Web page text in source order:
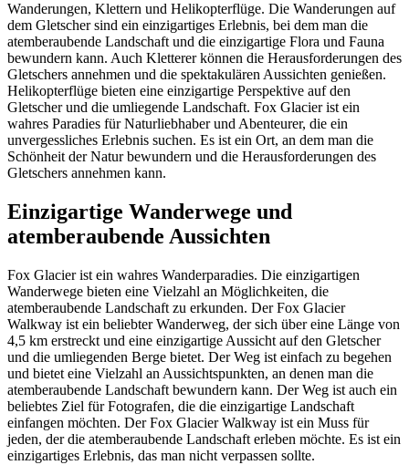
Wanderungen, Klettern und Helikopterflüge. Die Wanderungen auf
dem Gletscher sind ein einzigartiges Erlebnis, bei dem man die
atemberaubende Landschaft und die einzigartige Flora und Fauna
bewundern kann. Auch Kletterer können die Herausforderungen des
Gletschers annehmen und die spektakulären Aussichten genießen.
Helikopterflüge bieten eine einzigartige Perspektive auf den
Gletscher und die umliegende Landschaft. Fox Glacier ist ein
wahres Paradies für Naturliebhaber und Abenteurer, die ein
unvergessliches Erlebnis suchen. Es ist ein Ort, an dem man die
Schönheit der Natur bewundern und die Herausforderungen des
Gletschers annehmen kann.
Einzigartige Wanderwege und
atemberaubende Aussichten
Fox Glacier ist ein wahres Wanderparadies. Die einzigartigen
Wanderwege bieten eine Vielzahl an Möglichkeiten, die
atemberaubende Landschaft zu erkunden. Der Fox Glacier
Walkway ist ein beliebter Wanderweg, der sich über eine Länge von
4,5 km erstreckt und eine einzigartige Aussicht auf den Gletscher
und die umliegenden Berge bietet. Der Weg ist einfach zu begehen
und bietet eine Vielzahl an Aussichtspunkten, an denen man die
atemberaubende Landschaft bewundern kann. Der Weg ist auch ein
beliebtes Ziel für Fotografen, die die einzigartige Landschaft
einfangen möchten. Der Fox Glacier Walkway ist ein Muss für
jeden, der die atemberaubende Landschaft erleben möchte. Es ist ein
einzigartiges Erlebnis, das man nicht verpassen sollte.